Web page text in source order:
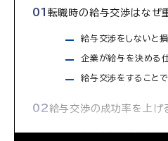
転職時の給与交渉はなぜ
給与交渉をしないと
企業が給与を決める
給与交渉をすること
給与交渉の成功率を上げ
自分の市場価値を知